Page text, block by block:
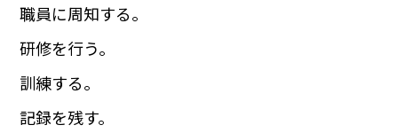
職員に周知する。
研修を行う。
訓練する。
記録を残す。